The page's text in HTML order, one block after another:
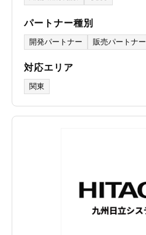
パートナー種別
開発パートナー 販売パートナー
対応エリア
関東